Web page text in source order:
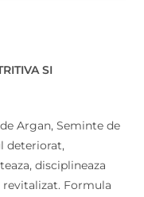
SI
Argan, Seminte de
deteriorat,
disciplineaza
Formula